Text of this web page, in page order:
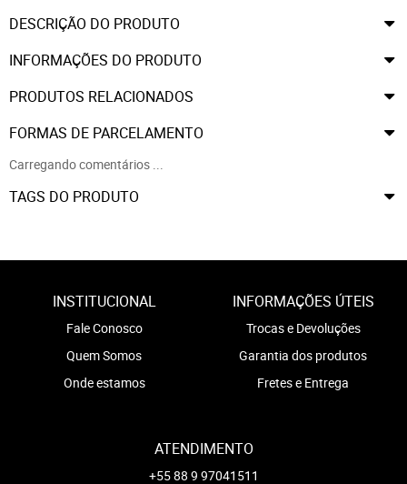
DESCRIÇÃO DO PRODUTO
INFORMAÇÕES DO PRODUTO
PRODUTOS RELACIONADOS
FORMAS DE PARCELAMENTO
Carregando comentários ...
TAGS DO PRODUTO
INSTITUCIONAL
Fale Conosco
Quem Somos
Onde estamos
INFORMAÇÕES ÚTEIS
Trocas e Devoluções
Garantia dos produtos
Fretes e Entrega
ATENDIMENTO
+55 88 9 97041511